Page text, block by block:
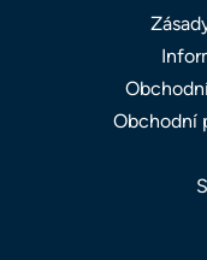
Obchodní